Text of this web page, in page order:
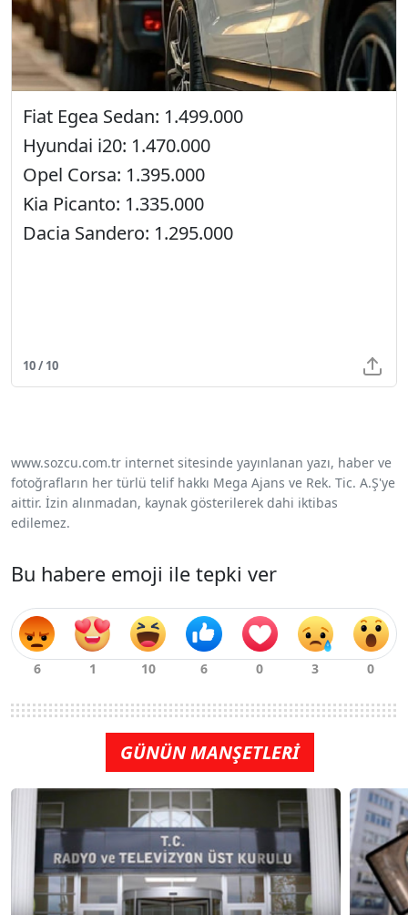
Fiat Egea Sedan: 1.499.000
Hyundai i20: 1.470.000
Opel Corsa: 1.395.000
Kia Picanto: 1.335.000
Dacia Sandero: 1.295.000
10 / 10
www.sozcu.com.tr internet sitesinde yayınlanan yazı, haber ve
fotoğrafların her türlü telif hakkı Mega Ajans ve Rek. Tic. A.Ş'ye
aittir. İzin alınmadan, kaynak gösterilerek dahi iktibas
edilemez.
Bu habere emoji ile tepki ver
GÜNÜN MANŞETLERİ